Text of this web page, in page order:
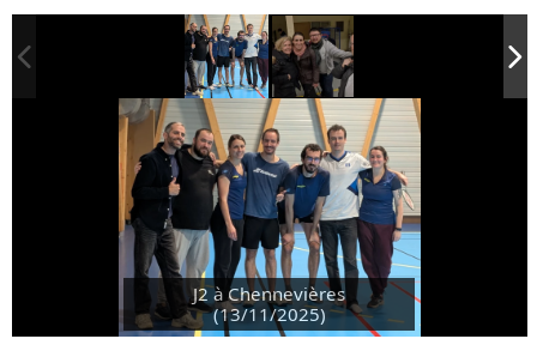
J2 à Chennevières
(13/11/2025)